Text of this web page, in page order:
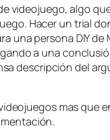
vi­deo­jue­go, al­go
Hacer un trial
una per­so­na DIY de
a una
des­crip­ción del
mas que